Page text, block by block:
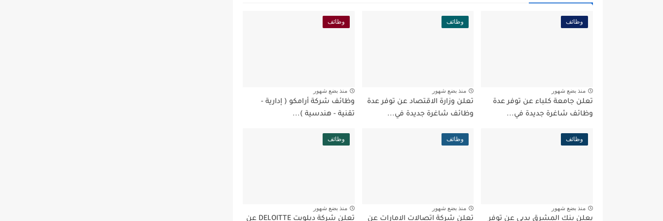
وظائف
منذ بضع شهور
تعلن جامعة كلباء عن توفر عدة
وظائف شاغرة جديدة في...
وظائف
منذ بضع شهور
تعلن وزارة الاقتصاد عن توفر عدة
وظائف شاغرة جديدة في...
وظائف
منذ بضع شهور
وظائف شركة أرامكو ( إدارية -
تقنية - هندسية )...
وظائف
منذ بضع شهور
يعلن بنك المشرق بدبي عن توفر
وظائف
منذ بضع شهور
تعلن شركة اتصالات الامارات عن
وظائف
منذ بضع شهور
تعلن شركة ديلويت DELOITTE عن